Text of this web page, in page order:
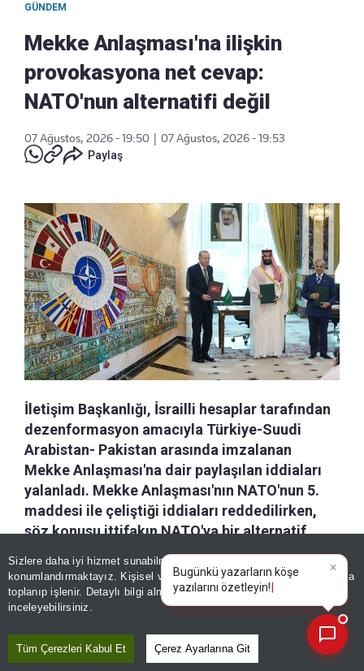
Sizlere daha iyi hizmet sunabilmek adına sitemizde
konumlandırmaktayız. Kişisel verileriniz, KVKK ve GDPR kapsamında
toplanıp işlenir. Detaylı bilgi almak içinAydınlatma Metnimizi
inceleyebilirsiniz.
Tüm Çerezleri Kabul Et Çerez Ayarlarına Git
GÜNDEM
Mekke Anlaşması'na ilişkin
provokasyona net cevap:
NATO'nun alternatifi değil
07 Ağustos, 2026 - 19:50
07 Ağustos, 2026 - 19:53
Paylaş
İletişim Başkanlığı, İsrailli hesaplar tarafından
dezenformasyon amacıyla Türkiye-Suudi
Arabistan- Pakistan arasında imzalanan
Mekke Anlaşması'na dair paylaşılan iddiaları
yalanladı. Mekke Anlaşması'nın NATO'nun 5.
maddesi ile çeliştiği iddiaları reddedilirken,
söz konusu ittifakın NATO'ya bir alternatif
Özetle Dinle a- +A
Cumhurbaşkanlığı İletişim
×
Bugünkü yazarların köşe
yazılarını özetleyin!